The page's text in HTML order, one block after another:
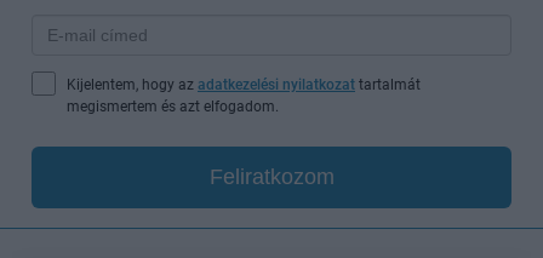
Kijelentem, hogy az adatkezelési nyilatkozat tartalmát
megismertem és azt elfogadom.
Feliratkozom